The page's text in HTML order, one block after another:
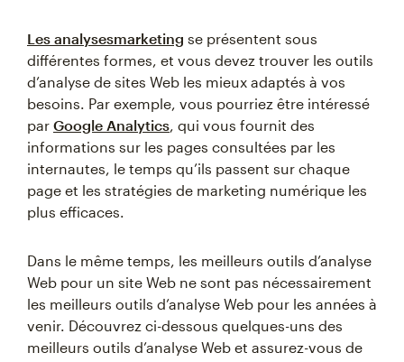
Les analysesmarketing se présentent sous
différentes formes, et vous devez trouver les outils
d’analyse de sites Web les mieux adaptés à vos
besoins. Par exemple, vous pourriez être intéressé
par Google Analytics, qui vous fournit des
informations sur les pages consultées par les
internautes, le temps qu’ils passent sur chaque
page et les stratégies de marketing numérique les
plus efficaces.
Dans le même temps, les meilleurs outils d’analyse
Web pour un site Web ne sont pas nécessairement
les meilleurs outils d’analyse Web pour les années à
venir. Découvrez ci-dessous quelques-uns des
meilleurs outils d’analyse Web et assurez-vous de